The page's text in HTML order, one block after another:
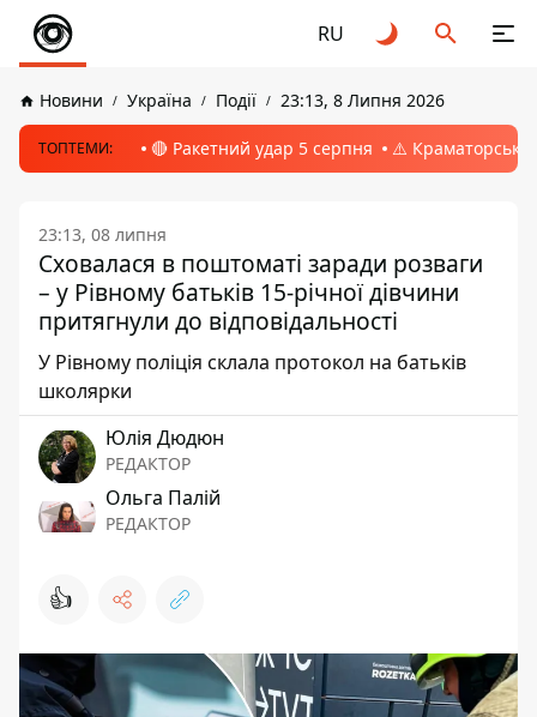
RU
Новини Україна Події 23:13, 8 Липня 2026
ТОПТЕМИ: 🔴 Ракетний удар 5 серпня ⚠️ Краматорськ,
23:13, 08 липня
Сховалася в поштоматі заради розваги
– у Рівному батьків 15-річної дівчини
притягнули до відповідальності
У Рівному поліція склала протокол на батьків
школярки
Юлія Дюдюн
РЕДАКТОР
Ольга Палій
РЕДАКТОР
👍